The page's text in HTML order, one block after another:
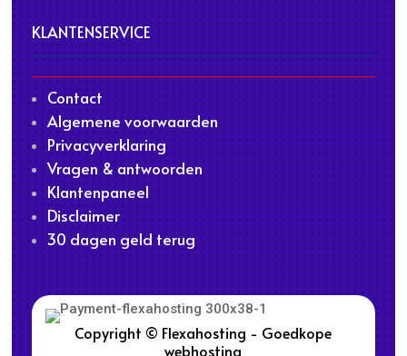
KLANTENSERVICE
Contact
Algemene voorwaarden
Privacyverklaring
Vragen & antwoorden
Klantenpaneel
Disclaimer
30 dagen geld terug
Copyright © Flexahosting - Goedkope
webhosting